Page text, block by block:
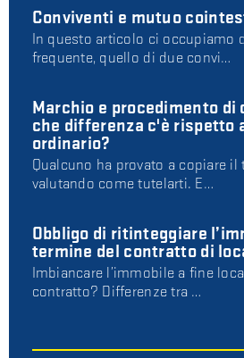
Conviventi e mutuo
In questo articolo ci occupiamo
frequente, quello di due convi…
Marchio e procedimento di
che differenza c'è rispetto
ordinario?
Qualcuno ha provato a copiare
valutando come tutelarti. E…
Obbligo di ritinteggiare
termine del contratto di
Imbiancare l’immobile a fine
contratto? Differenze tra …